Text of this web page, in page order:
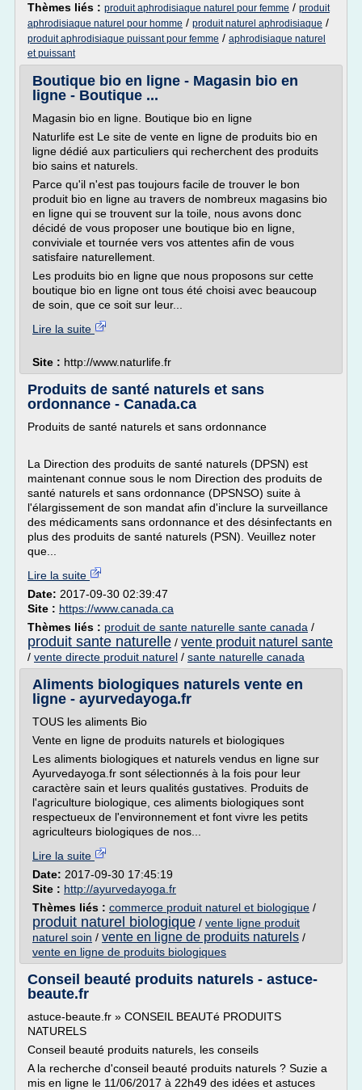
Thèmes liés : produit aphrodisiaque naturel pour femme / produit
aphrodisiaque naturel pour homme / produit naturel aphrodisiaque /
produit aphrodisiaque puissant pour femme / aphrodisiaque naturel
et puissant
Boutique bio en ligne - Magasin bio en
ligne - Boutique ...
Magasin bio en ligne. Boutique bio en ligne
Naturlife est Le site de vente en ligne de produits bio en
ligne dédié aux particuliers qui recherchent des produits
bio sains et naturels.
Parce qu'il n'est pas toujours facile de trouver le bon
produit bio en ligne au travers de nombreux magasins bio
en ligne qui se trouvent sur la toile, nous avons donc
décidé de vous proposer une boutique bio en ligne,
conviviale et tournée vers vos attentes afin de vous
satisfaire naturellement.
Les produits bio en ligne que nous proposons sur cette
boutique bio en ligne ont tous été choisi avec beaucoup
de soin, que ce soit sur leur...
Lire la suite
Site : http://www.naturlife.fr
Produits de santé naturels et sans
ordonnance - Canada.ca
Produits de santé naturels et sans ordonnance
La Direction des produits de santé naturels (DPSN) est
maintenant connue sous le nom Direction des produits de
santé naturels et sans ordonnance (DPSNSO) suite à
l'élargissement de son mandat afin d'inclure la surveillance
des médicaments sans ordonnance et des désinfectants en
plus des produits de santé naturels (PSN). Veuillez noter
que...
Lire la suite
Date: 2017-09-30 02:39:47
Site : https://www.canada.ca
Thèmes liés : produit de sante naturelle sante canada /
produit sante naturelle / vente produit naturel sante
/ vente directe produit naturel / sante naturelle canada
Aliments biologiques naturels vente en
ligne - ayurvedayoga.fr
TOUS les aliments Bio
Vente en ligne de produits naturels et biologiques
Les aliments biologiques et naturels vendus en ligne sur
Ayurvedayoga.fr sont sélectionnés à la fois pour leur
caractère sain et leurs qualités gustatives. Produits de
l'agriculture biologique, ces aliments biologiques sont
respectueux de l'environnement et font vivre les petits
agriculteurs biologiques de nos...
Lire la suite
Date: 2017-09-30 17:45:19
Site : http://ayurvedayoga.fr
Thèmes liés : commerce produit naturel et biologique /
produit naturel biologique / vente ligne produit
naturel soin / vente en ligne de produits naturels /
vente en ligne de produits biologiques
Conseil beauté produits naturels - astuce-
beaute.fr
astuce-beaute.fr » CONSEIL BEAUTé PRODUITS
NATURELS
Conseil beauté produits naturels, les conseils
A la recherche d'conseil beauté produits naturels ? Suzie a
mis en ligne le 11/06/2017 à 22h49 des idées et astuces